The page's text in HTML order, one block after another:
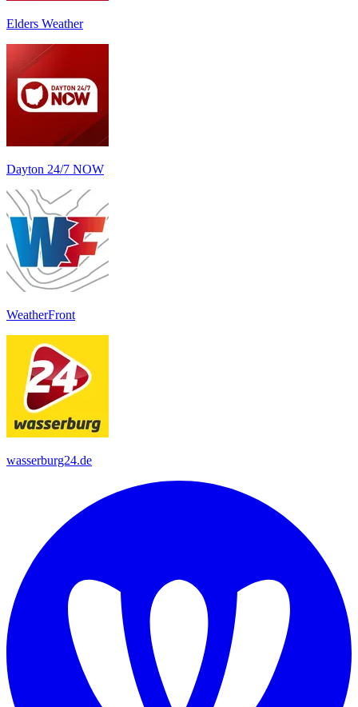
Elders Weather
Dayton 24/7 NOW
WeatherFront
wasserburg24.de